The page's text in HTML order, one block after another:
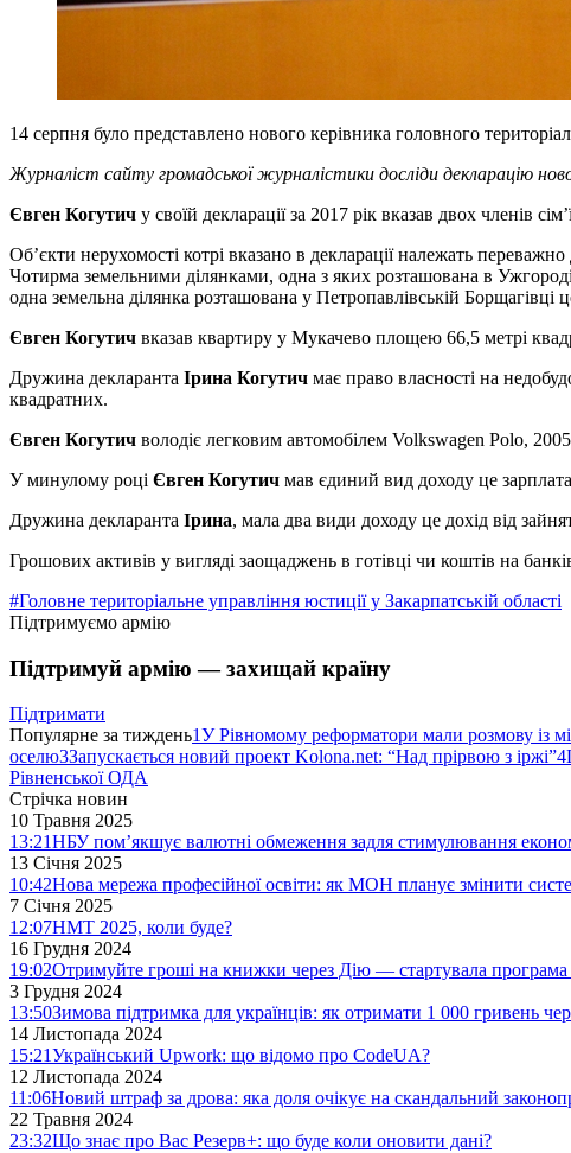
14 серпня було представлено нового керівника головного
Журналіст сайту громадської журналістики досліди декларацію
Євген Когутич у своїй декларації за 2017 рік вказав двох членів
Об’єкти нерухомості котрі вказано в декларації належать
Чотирма земельними ділянками, одна з яких розташована в
одна земельна ділянка розташована у Петропавлівській Борщагівці
Євген Когутич вказав квартиру у Мукачево площею 66,5 метрі
Дружина декларанта Ірина Когутич має право власності на
квадратних.
Євген Когутич володіє легковим автомобілем Volkswagen Polo,
У минулому році Євген Когутич мав єдиний вид доходу це
Дружина декларанта Ірина, мала два види доходу це дохід від
Грошових активів у вигляді заощаджень в готівці чи коштів на
#Головне територіальне управління юстиції у Закарпатській області
Підтримуємо армію
Підтримуй армію — захищай країну
Підтримати
Популярне за тиждень1У Рівномому реформатори мали розмову
оселю3Запускається новий проект Kolona.net: “Над прірвою з іржі”4
Рівненської ОДА
Стрічка новин
10 Травня 2025
13:21НБУ пом’якшує валютні обмеження задля стимулювання
13 Січня 2025
10:42Нова мережа професійної освіти: як МОН планує змінити
7 Січня 2025
12:07НМТ 2025, коли буде?
16 Грудня 2024
19:02Отримуйте гроші на книжки через Дію — стартувала
3 Грудня 2024
13:50Зимова підтримка для українців: як отримати 1 000 гривень
14 Листопада 2024
15:21Український Upwork: що відомо про CodeUA?
12 Листопада 2024
11:06Новий штраф за дрова: яка доля очікує на скандальний
22 Травня 2024
23:32Що знає про Вас Резерв+: що буде коли оновити дані?